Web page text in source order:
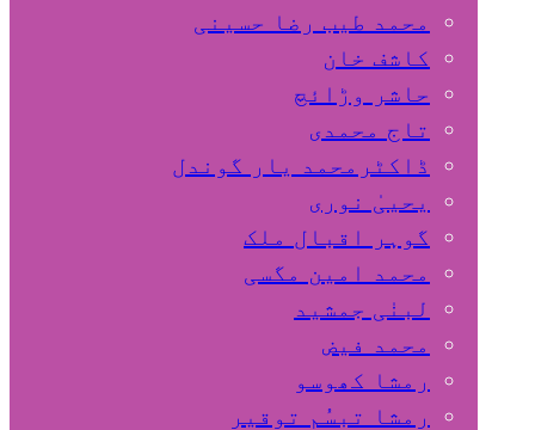
محمد طیب رضا حسینی
کاشف خان
حاشر وڑائچ
تاج محمدی
ڈاکٹرمحمد یار گوندل
گوہر اقبال ملک
محمد امین مگسی
لبنٰی جمشید
محمد فیض
رمشا کھوسو
رمشا تبسُم توقیر